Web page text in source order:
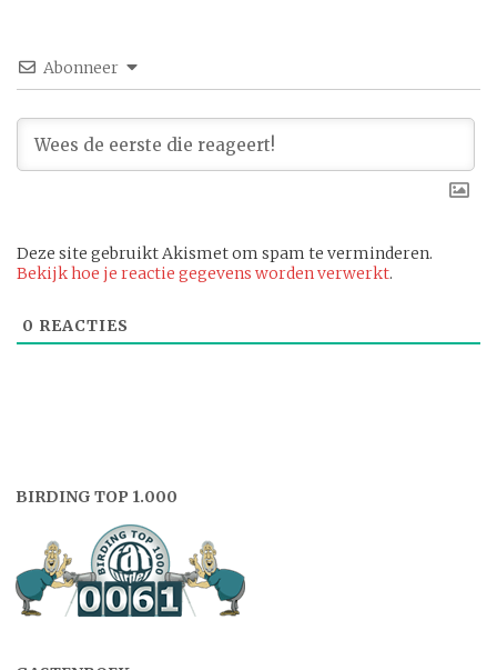
Abonneer
Deze site gebruikt Akismet om spam te verminderen.
Bekijk hoe je reactie gegevens worden verwerkt.
0 REACTIES
BIRDING TOP 1.000